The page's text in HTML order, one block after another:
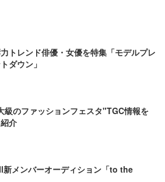
トレンド俳優・女優を特集「モデルプレ
ダウン」
級のファッションフェスタ"TGC情報を
介
メンバーオーディション「to the